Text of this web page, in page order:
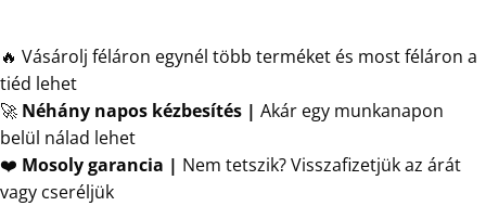
🔥 Vásárolj féláron egynél több terméket és most féláron a
tiéd lehet
🚀 Néhány napos kézbesítés | Akár egy munkanapon
belül nálad lehet
❤️ Mosoly garancia | Nem tetszik? Visszafizetjük az árát
vagy cseréljük